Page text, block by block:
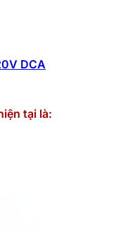
DCA
tại là: